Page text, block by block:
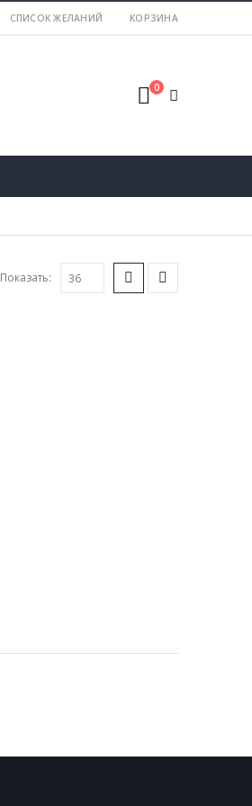
СПИСОК ЖЕЛАНИЙ КОРЗИНА
0
Показать: